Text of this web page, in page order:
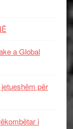
a Global
për
i